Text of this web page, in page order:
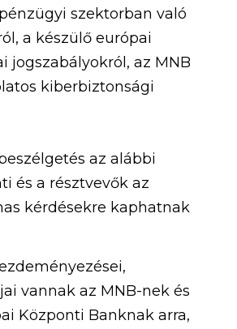
szektorban való
a készülő európai
jogszabályokról, az MNB
kiberbiztonsági
az alábbi
és a résztvevők az
kérdésekre kaphatnak
vannak az MNB-nek és
Központi Banknak arra,